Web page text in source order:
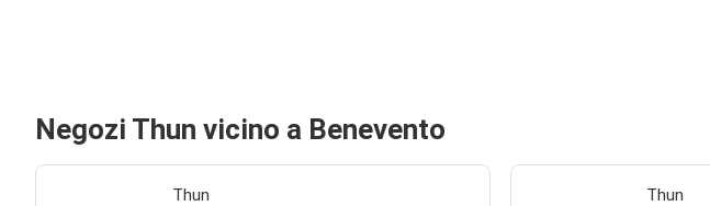
Negozi Thun vicino a Benevento
Thun Thun